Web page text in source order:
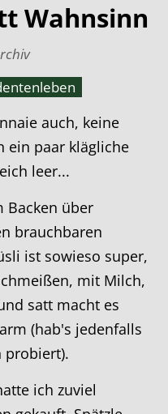
Wahnsinn
auch, keine
ein paar klägliche
leer...
Backen über
brauchbaren
ist sowieso super,
mit Milch,
satt macht es
(hab's jedenfalls
probiert).
ich zuviel